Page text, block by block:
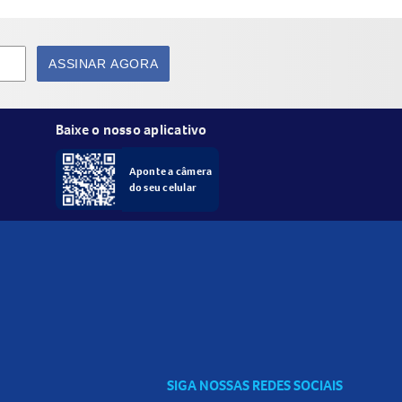
ASSINAR AGORA
Baixe o nosso aplicativo
Aponte a câmera
do seu celular
SIGA NOSSAS REDES SOCIAIS